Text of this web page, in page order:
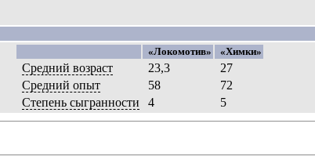
«Локомотив»
«Химки»
Средний возраст 23,3
27
Средний опыт
58
72
Степень сыгранности
4 5